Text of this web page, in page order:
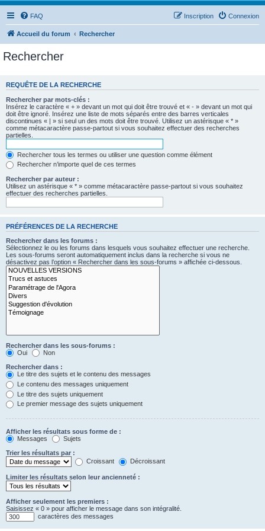
FAQ Connexion
Inscription
Accueil du forum Rechercher
Rechercher
REQUÊTE DE LA RECHERCHE
Rechercher par mots-clés :
Insérez le caractère « + » devant un mot qui doit être trouvé et « - » devant un mot qui
doit être ignoré. Insérez une liste de mots séparés entre des barres verticales
discontinues « | » si seul un des mots doit être trouvé. Utilisez un astérisque « * »
comme métacaractère passe-partout si vous souhaitez effectuer des recherches
partielles.
Rechercher tous les termes ou utiliser une question comme élément
Rechercher n’importe quel de ces termes
Rechercher par auteur :
Utilisez un astérisque « * » comme métacaractère passe-partout si vous souhaitez
effectuer des recherches partielles.
PRÉFÉRENCES DE LA RECHERCHE
Rechercher dans les forums :
Sélectionnez le ou les forums dans lesquels vous souhaitez effectuer une recherche.
Les sous-forums seront automatiquement inclus dans la recherche si vous ne
désactivez pas l’option « Rechercher dans les sous-forums » affichée ci-dessous.
Rechercher dans les sous-forums :
Oui
Non
Rechercher dans :
Le titre des sujets et le contenu des messages
Le contenu des messages uniquement
Le titre des sujets uniquement
Le premier message des sujets uniquement
Afficher les résultats sous forme de :
Messages
Sujets
Trier les résultats par :
Croissant
Décroissant
Limiter les résultats selon leur ancienneté :
Afficher seulement les premiers :
Saisissez « 0 » pour afficher le message dans son intégralité.
caractères des messages